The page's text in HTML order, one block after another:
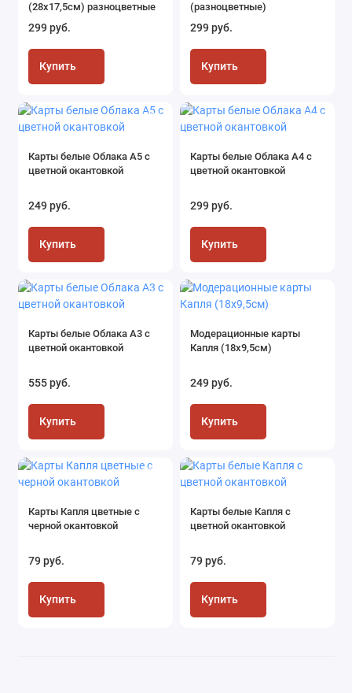
(28х17,5см) разноцветные
299 руб.
Купить
(разноцветные)
299 руб.
Купить
Карты белые Облака А5 с
цветной окантовкой
249 руб.
Купить
Карты белые Облака А4 с
цветной окантовкой
299 руб.
Купить
Карты белые Облака А3 с
цветной окантовкой
555 руб.
Купить
Модерационные карты
Капля (18х9,5см)
249 руб.
Купить
Карты Капля цветные с
черной окантовкой
79 руб.
Купить
Карты белые Капля с
цветной окантовкой
79 руб.
Купить